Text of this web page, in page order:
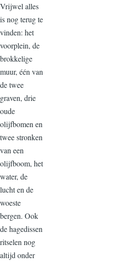
Vrijwel alles
is nog terug te
vinden: het
voorplein, de
brokkelige
muur, één van
de twee
graven, drie
oude
olijfbomen en
twee stronken
van een
olijfboom, het
water, de
lucht en de
woeste
bergen. Ook
de hagedissen
ritselen nog
altijd onder